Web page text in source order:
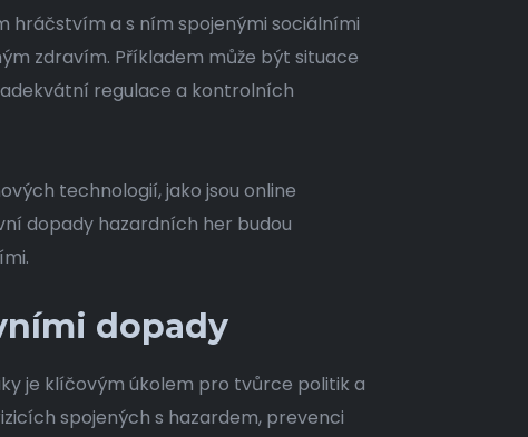
hráčstvím a s ním spojenými sociálními
zdravím. Příkladem může být situace
regulace a kontrolních
technologií, jako jsou online
dopady hazardních her budou
dopady
je klíčovým úkolem pro tvůrce politik a
spojených s hazardem, prevenci